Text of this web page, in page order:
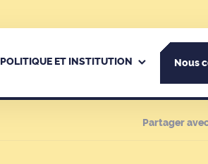
POLITIQUE ET INSTITUTION Nous
Partager